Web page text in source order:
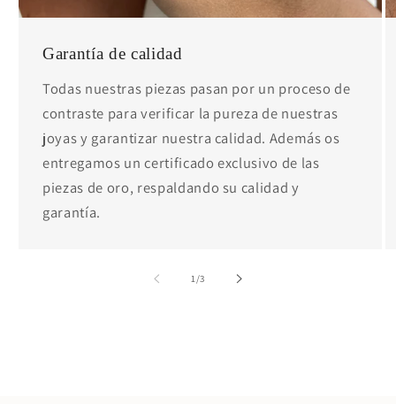
Garantía de calidad
Todas nuestras piezas pasan por un proceso de
contraste para verificar la pureza de nuestras
joyas y garantizar nuestra calidad. Además os
entregamos un certificado exclusivo de las
piezas de oro, respaldando su calidad y
garantía.
1/de
3